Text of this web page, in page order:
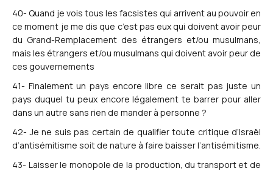
40- Quand je vois tous les facsistes qui arrivent au pouvoir en
ce moment je me dis que c’est pas eux qui doivent avoir peur
du Grand-Remplacement des étrangers et/ou musulmans,
mais les étrangers et/ou musulmans qui doivent avoir peur de
ces gouvernements
41- Finalement un pays encore libre ce serait pas juste un
pays duquel tu peux encore légalement te barrer pour aller
dans un autre sans rien de mander à personne ?
42- Je ne suis pas certain de qualifier toute critique d’Israël
d’antisémitisme soit de nature à faire baisser l’antisémitisme.
43- Laisser le monopole de la production, du transport et de